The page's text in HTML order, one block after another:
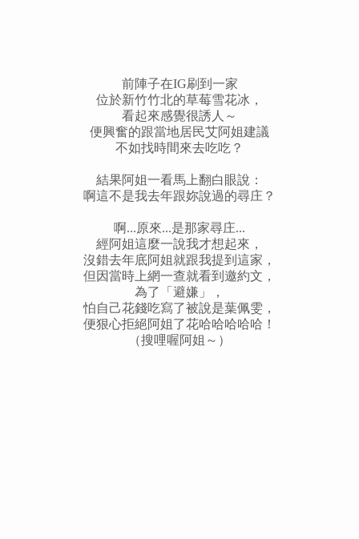
前陣子在IG刷到一家
位於新竹竹北的草莓雪花冰，
看起來感覺很誘人～
便興奮的跟當地居民艾阿姐建議
不如找時間來去吃吃？
結果阿姐一看馬上翻白眼說：
啊這不是我去年跟妳說過的尋庄？
啊...原來...是那家尋庄...
經阿姐這麼一說我才想起來，
沒錯去年底阿姐就跟我提到這家，
但因當時上網一查就看到邀約文，
為了「避嫌」，
怕自己花錢吃寫了被說是葉佩雯，
便狠心拒絕阿姐了花哈哈哈哈哈！
（搜哩喔阿姐～）